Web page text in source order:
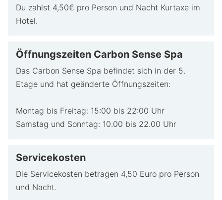
Du zahlst 4,50€ pro Person und Nacht Kurtaxe im
Hotel.
Öffnungszeiten Carbon Sense Spa
Das Carbon Sense Spa befindet sich in der 5.
Etage und hat geänderte Öffnungszeiten:
Montag bis Freitag: 15:00 bis 22:00 Uhr
Samstag und Sonntag: 10.00 bis 22.00 Uhr
Servicekosten
Die Servicekosten betragen 4,50 Euro pro Person
und Nacht.